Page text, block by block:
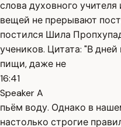
слова духовного
вещей не прерывают
постился Шила
учеников. Цитата: "В
пищи, даже не
16:41
Speaker A
пьём воду. Однако в
настолько строгие